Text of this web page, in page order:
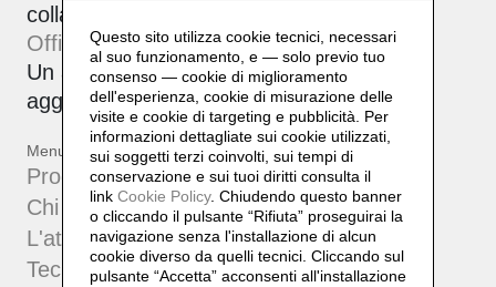
collaborazione tra Daniela Lorenzi e
Officinebit.ch.
Un archivio attivo, corale e sempre in
aggiornamento.
Menu
Progetti
Chi sono
L'atelier
Tecniche
Questo sito utilizza cookie tecnici, necessari
al suo funzionamento, e — solo previo tuo
consenso — cookie di miglioramento
dell'esperienza, cookie di misurazione delle
visite e cookie di targeting e pubblicità. Per
informazioni dettagliate sui cookie utilizzati,
sui soggetti terzi coinvolti, sui tempi di
conservazione e sui tuoi diritti consulta il
link Cookie Policy. Chiudendo questo banner
o cliccando il pulsante “Rifiuta” proseguirai la
navigazione senza l'installazione di alcun
cookie diverso da quelli tecnici. Cliccando sul
pulsante “Accetta” acconsenti all'installazione